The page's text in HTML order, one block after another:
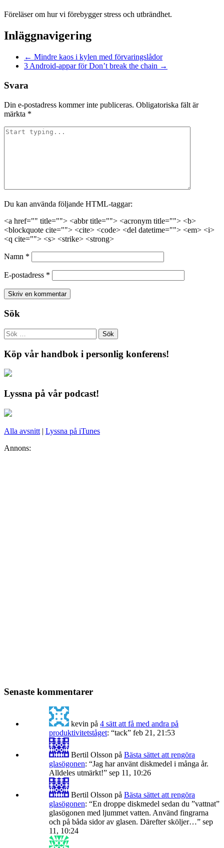
Föreläser om hur vi förebygger stress och utbrändhet.
Inläggnavigering
← Mindre kaos i kylen med förvaringslådor
3 Android-appar för Don’t break the chain →
Svara
Din e-postadress kommer inte publiceras. Obligatoriska fält är
märkta *
Du kan använda följande HTML-taggar:
<a href="" title=""> <abbr title=""> <acronym title=""> <b>
<blockquote cite=""> <cite> <code> <del datetime=""> <em> <i>
<q cite=""> <s> <strike> <strong>
Namn *
E-postadress *
Sök
Köp vår handbok i personlig konferens!
Lyssna på vår podcast!
Alla avsnitt | Lyssna på iTunes
Annons:
Senaste kommentarer
kevin på 4 sätt att få med andra på
produktivitetståget: “tack” feb 21, 21:53
Bertil Olsson på Bästa sättet att rengöra
glasögonen: “Jag har använt diskmedel i många år.
Alldeles utmärkt!” sep 11, 10:26
Bertil Olsson på Bästa sättet att rengöra
glasögonen: “En droppe diskmedel sedan du ”vattnat”
glasögonen med ljummet vatten. Använd fingrarna
och på båda sidor av glasen. Därefter sköljer…” sep
11, 10:24